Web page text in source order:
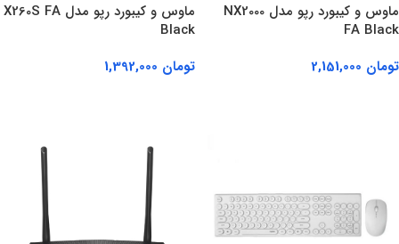
ماوس و کیبورد رپو مدل NX2000
FA Black
تومان
ماوس و کیبورد رپو مدل X260S FA
Black
تومان